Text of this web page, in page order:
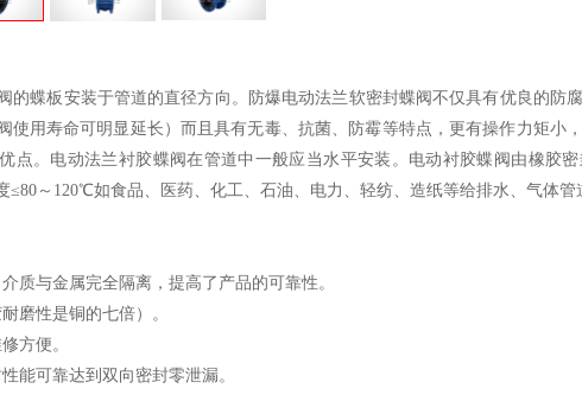
蝶板安装于管道的直径方向。防爆电动法兰软密封蝶阀不仅具有优良的防
使用寿命可明显延长）而且具有无毒、抗菌、防霉等特点，更有操作力矩小
点。电动法兰衬胶蝶阀在管道中一般应当水平安装。电动衬胶蝶阀由橡胶
≤80～120℃如食品、医药、化工、石油、电力、轻纺、造纸等给排水、气体管
质与金属完全隔离，提高了产品的可靠性。
磨性是铜的七倍）。
方便。
能可靠达到双向密封零泄漏。